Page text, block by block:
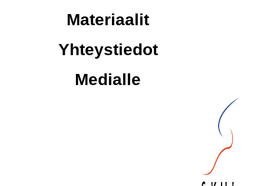
Materiaalit
Yhteystiedot
Medialle